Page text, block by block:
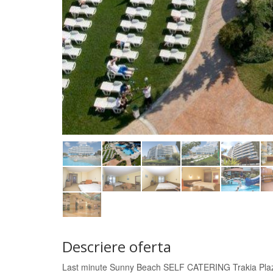
Descriere oferta
Last minute Sunny Beach SELF CATERING Trakia